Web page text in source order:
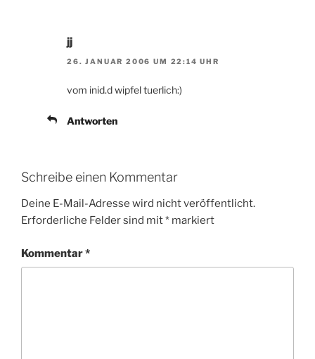
jj
26. JANUAR 2006 UM 22:14 UHR
vom inid.d wipfel tuerlich:)
Antworten
Schreibe einen Kommentar
Deine E-Mail-Adresse wird nicht veröffentlicht.
Erforderliche Felder sind mit* markiert
Kommentar*